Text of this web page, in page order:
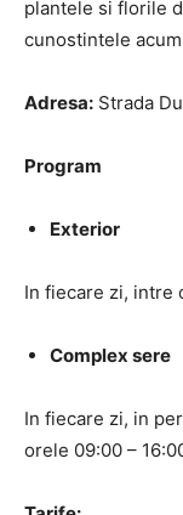
plantele si florile
cunostintele
Adresa: Strada
Program
Exterior
In fiecare zi, intre
Complex sere
In fiecare zi, in
orele 09:00 –